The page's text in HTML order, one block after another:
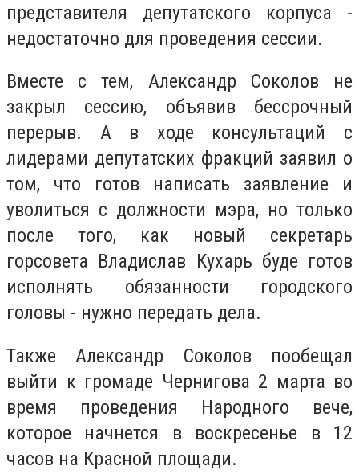
представителя депутатского корпуса -
недостаточно для проведения сессии.
Вместе с тем, Александр Соколов не
закрыл сессию, объявив бессрочный
перерыв. А в ходе консультаций с
лидерами депутатских фракций заявил о
том, что готов написать заявление и
уволиться с должности мэра, но только
после того, как новый секретарь
горсовета Владислав Кухарь буде готов
исполнять обязанности городского
головы - нужно передать дела.
Также Александр Соколов пообещал
выйти к громаде Чернигова 2 марта во
время проведения Народного вече,
которое начнется в воскресенье в 12
часов на Красной площади.